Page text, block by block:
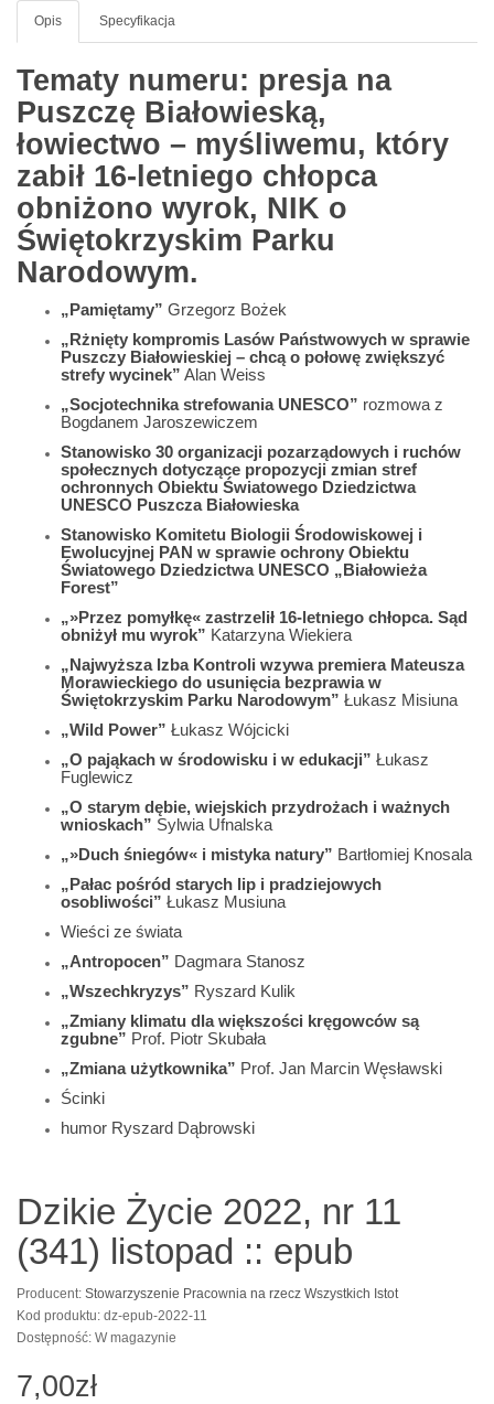
Opis Specyfikacja
Tematy numeru: presja na
Puszczę Białowieską,
łowiectwo – myśliwemu, który
zabił 16-letniego chłopca
obniżono wyrok, NIK o
Świętokrzyskim Parku
Narodowym.
„Pamiętamy” Grzegorz Bożek
„Rżnięty kompromis Lasów Państwowych w sprawie
Puszczy Białowieskiej – chcą o połowę zwiększyć
strefy wycinek” Alan Weiss
„Socjotechnika strefowania UNESCO” rozmowa z
Bogdanem Jaroszewiczem
Stanowisko 30 organizacji pozarządowych i ruchów
społecznych dotyczące propozycji zmian stref
ochronnych Obiektu Światowego Dziedzictwa
UNESCO Puszcza Białowieska
Stanowisko Komitetu Biologii Środowiskowej i
Ewolucyjnej PAN w sprawie ochrony Obiektu
Światowego Dziedzictwa UNESCO „Białowieża
Forest”
„»Przez pomyłkę« zastrzelił 16-letniego chłopca. Sąd
obniżył mu wyrok” Katarzyna Wiekiera
„Najwyższa Izba Kontroli wzywa premiera Mateusza
Morawieckiego do usunięcia bezprawia w
Świętokrzyskim Parku Narodowym” Łukasz Misiuna
„Wild Power” Łukasz Wójcicki
„O pająkach w środowisku i w edukacji” Łukasz
Fuglewicz
„O starym dębie, wiejskich przydrożach i ważnych
wnioskach” Sylwia Ufnalska
„»Duch śniegów« i mistyka natury” Bartłomiej Knosala
„Pałac pośród starych lip i pradziejowych
osobliwości” Łukasz Musiuna
Wieści ze świata
„Antropocen” Dagmara Stanosz
„Wszechkryzys” Ryszard Kulik
„Zmiany klimatu dla większości kręgowców są
zgubne” Prof. Piotr Skubała
„Zmiana użytkownika” Prof. Jan Marcin Węsławski
Ścinki
humor Ryszard Dąbrowski
Dzikie Życie 2022, nr 11
(341) listopad :: epub
Producent: Stowarzyszenie Pracownia na rzecz Wszystkich Istot
Kod produktu: dz-epub-2022-11
Dostępność: W magazynie
7,00zł